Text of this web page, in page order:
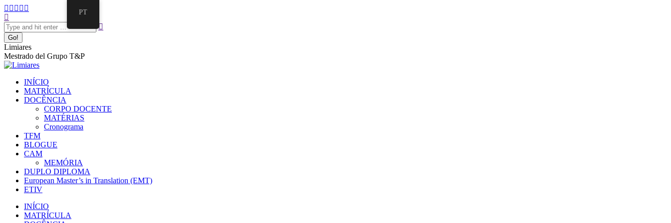
Limiares
Mestrado del Grupo T&P
INÍCIO
MATRÍCULA
DOCÊNCIA
CORPO DOCENTE
MATÉRIAS
Cronograma
TFM
BLOGUE
CAM
MEMÓRIA
DUPLO DIPLOMA
European Master’s in Translation (EMT)
ETIV
INÍCIO
MATRÍCULA
PT